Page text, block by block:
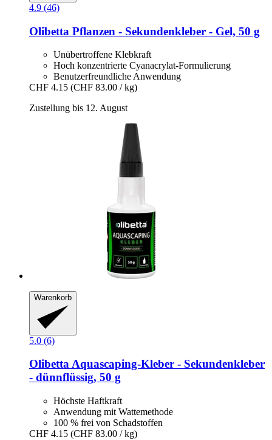
4.9 (46)
Olibetta Pflanzen -​ Sekundenkleber -​ Gel, 50 g
Unübertroffene Klebkraft
Hoch konzentrierte Cyanacrylat-Formulierung
Benutzerfreundliche Anwendung
CHF 4.15 (CHF 83.00 / kg)
Zustellung bis 12. August
Warenkorb
5.0 (6)
OlibettaAquascaping-​Kleber -​ Sekundenkleber
-​ dünnflüssig, 50 g
Höchste Haftkraft
Anwendung mit Wattemethode
100 % frei von Schadstoffen
CHF 4.15 (CHF 83.00 / kg)